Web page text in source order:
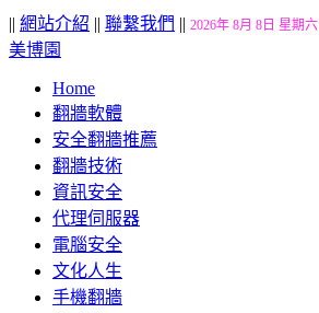
|| 網站介紹 || 聯繫我們 || 2026年 8月 8日 星期六
美博園
Home
翻牆軟體
安全翻牆推薦
翻牆技術
資訊安全
代理伺服器
電腦安全
文化人生
手機翻牆